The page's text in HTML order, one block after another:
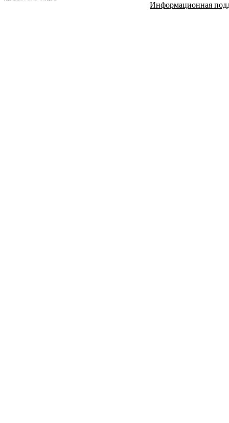
Информационная